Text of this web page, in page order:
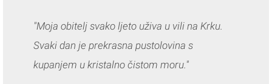
"Moja obitelj svako ljeto uživa u vili na Krku.
Svaki dan je prekrasna pustolovina s
kupanjem u kristalno čistom moru."